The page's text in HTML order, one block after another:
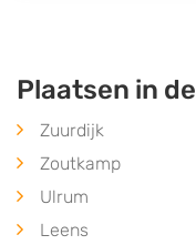
Plaatsen in
Zuurdijk
Zoutkamp
Ulrum
Leens